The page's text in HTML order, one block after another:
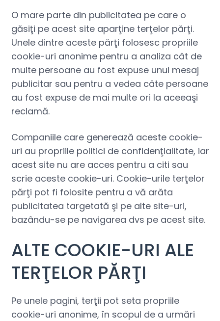
O mare parte din publicitatea pe care o
găsiţi pe acest site aparţine terţelor părţi.
Unele dintre aceste părţi folosesc propriile
cookie-uri anonime pentru a analiza cât de
multe persoane au fost expuse unui mesaj
publicitar sau pentru a vedea câte persoane
au fost expuse de mai multe ori la aceeaşi
reclamă.
Companiile care generează aceste cookie-
uri au propriile politici de confidenţialitate, iar
acest site nu are acces pentru a citi sau
scrie aceste cookie-uri. Cookie-urile terţelor
părţi pot fi folosite pentru a vă arăta
publicitatea targetată şi pe alte site-uri,
bazându-se pe navigarea dvs pe acest site.
ALTE COOKIE-URI ALE
TERŢELOR PĂRŢI
Pe unele pagini, terţii pot seta propriile
cookie-uri anonime, în scopul de a urmări